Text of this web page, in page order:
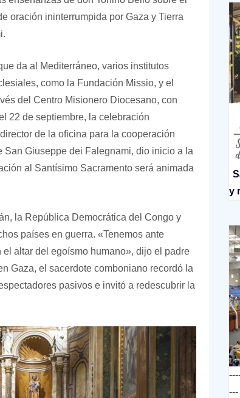
oración ininterrumpida por Gaza y Tierra
da al Mediterráneo, varios institutos
como la Fundación Missio, y el
del Centro Misionero Diocesano, con
22 de septiembre, la celebración
de la oficina para la cooperación
Giuseppe dei Falegnami, dio inicio a la
al Santísimo Sacramento será animada
la República Democrática del Congo y
países en guerra. «Tenemos ante
altar del egoísmo humano», dijo el padre
Gaza, el sacerdote comboniano recordó la
pasivos e invitó a redescubrir la
y
---